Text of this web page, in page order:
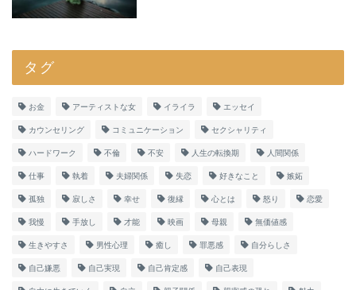
タグ
お金 アーティストな女 イライラ エッセイ
カウンセリング コミュニケーション セクシャリティ
ハードワーク 不倫 不安 人生の転換期 人間関係
仕事 執着 夫婦関係 失恋 好きなこと 嫉妬
孤独 寂しさ 幸せ 復縁 心とは 怒り 恋愛
我慢 手放し 才能 映画 母親 無価値感
生きやすさ 男性心理 癒し 罪悪感 自分らしさ
自己嫌悪 自己実現 自己肯定感 自己表現